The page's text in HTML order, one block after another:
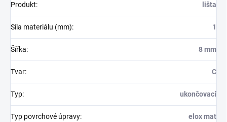
Produkt: lišta
Síla materiálu (mm): 1
Šířka: 8 mm
Tvar: C
Typ: ukončovací
Typ povrchové úpravy: elox mat